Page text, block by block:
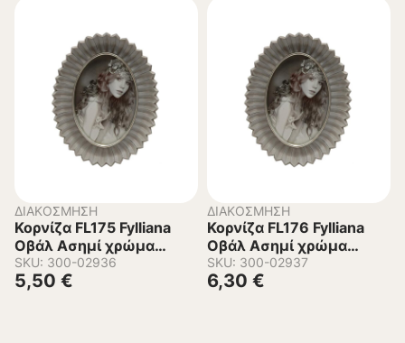
ΔΙΑΚΌΣΜΗΣΗ
Κορνίζα FL175 Fylliana
Οβάλ Ασημί χρώμα
10×15εκ.
SKU: 300-02936
5,50 €
ΔΙΑΚΌΣΜΗΣΗ
Κορνίζα FL176 Fylliana
Οβάλ Ασημί χρώμα
13×18εκ.
SKU: 300-02937
6,30 €